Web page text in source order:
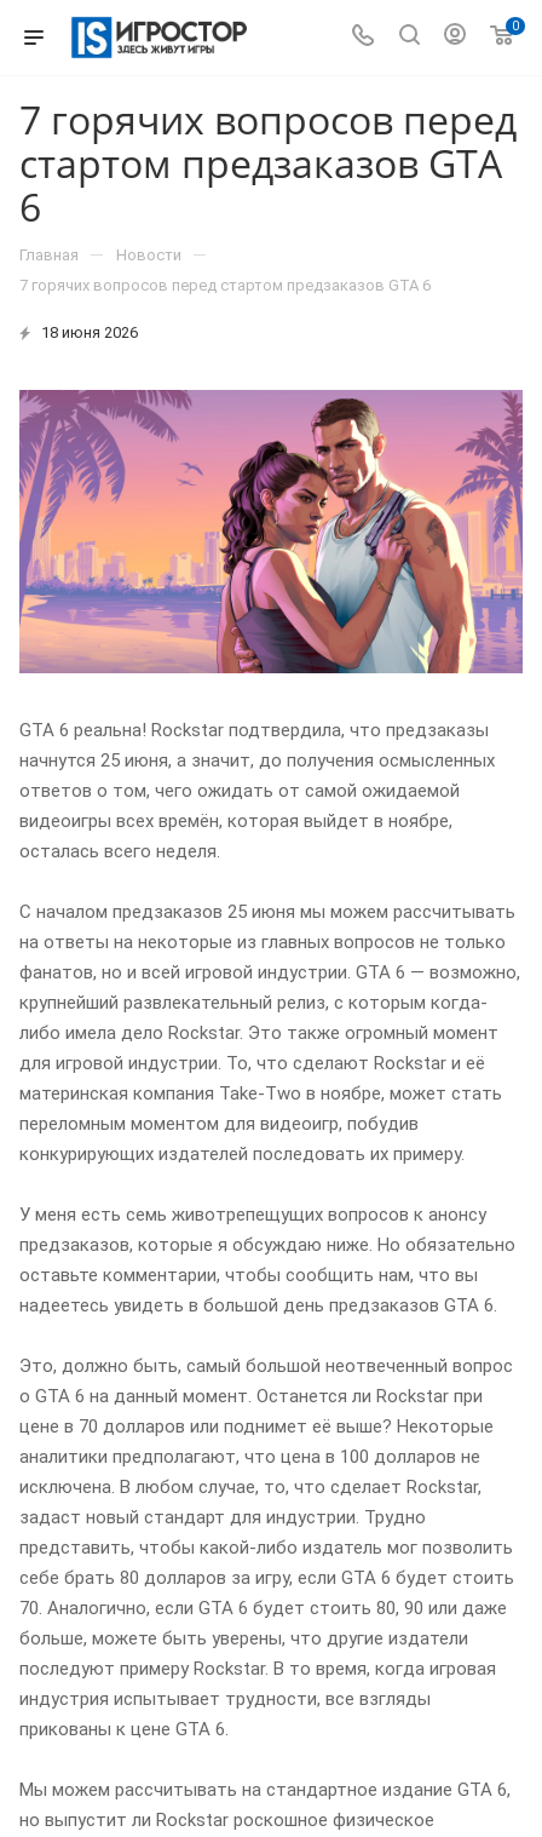
0
7 горячих вопросов перед
стартом предзаказов GTA
6
Главная — Новости —
7 горячих вопросов перед стартом предзаказов GTA 6
18 июня 2026
GTA 6 реальна! Rockstar подтвердила, что предзаказы
начнутся 25 июня, а значит, до получения осмысленных
ответов о том, чего ожидать от самой ожидаемой
видеоигры всех времён, которая выйдет в ноябре,
осталась всего неделя.
С началом предзаказов 25 июня мы можем рассчитывать
на ответы на некоторые из главных вопросов не только
фанатов, но и всей игровой индустрии. GTA 6 — возможно,
крупнейший развлекательный релиз, с которым когда-
либо имела дело Rockstar. Это также огромный момент
для игровой индустрии. То, что сделают Rockstar и её
материнская компания Take-Two в ноябре, может стать
переломным моментом для видеоигр, побудив
конкурирующих издателей последовать их примеру.
У меня есть семь животрепещущих вопросов к анонсу
предзаказов, которые я обсуждаю ниже. Но обязательно
оставьте комментарии, чтобы сообщить нам, что вы
надеетесь увидеть в большой день предзаказов GTA 6.
Это, должно быть, самый большой неотвеченный вопрос
о GTA 6 на данный момент. Останется ли Rockstar при
цене в 70 долларов или поднимет её выше? Некоторые
аналитики предполагают, что цена в 100 долларов не
исключена. В любом случае, то, что сделает Rockstar,
задаст новый стандарт для индустрии. Трудно
представить, чтобы какой-либо издатель мог позволить
себе брать 80 долларов за игру, если GTA 6 будет стоить
70. Аналогично, если GTA 6 будет стоить 80, 90 или даже
больше, можете быть уверены, что другие издатели
последуют примеру Rockstar. В то время, когда игровая
индустрия испытывает трудности, все взгляды
прикованы к цене GTA 6.
Мы можем рассчитывать на стандартное издание GTA 6,
но выпустит ли Rockstar роскошное физическое